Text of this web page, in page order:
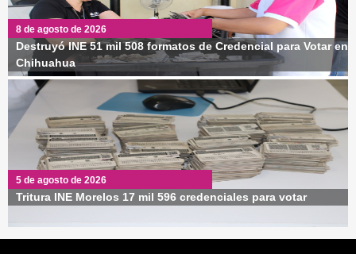
8 de agosto de 2026
Destruyó INE 51 mil 508 formatos de Credencial para Votar en
Chihuahua
5 de agosto de 2026
Tritura INE Morelos 17 mil 596 credenciales para votar